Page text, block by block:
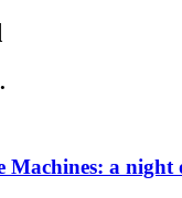
Machines: a night